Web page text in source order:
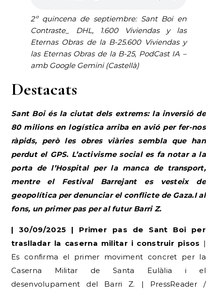
2º quincena de septiembre: Sant Boi en
Contraste_ DHL, 1.600 Viviendas y las
Eternas Obrasde la B-25.600 Viviendas y
las Eternas Obrasde la B-25, PodCast IA –
amb Google Gemini (Castellà)
Destacats
Sant Boi és la ciutat dels extrems: la inversió de
80 milions en logística arriba en avió per fer-nos
ràpids, però les obres viàries sembla que han
perdut el GPS. L’activisme social es fa notar a la
porta de l’Hospital per la manca de transport,
mentre el Festival Barrejant es vesteix de
geopolítica per denunciar el conflicte de Gaza.I al
fons, un primer pas per al futur Barri Z.
| 30/09/2025 | Primer pas de Sant Boi per
traslladar la caserna militar i construir pisos |
Es confirma el primer moviment concret per la
Caserna Militar de Santa Eulàlia i el
desenvolupament del Barri Z. | PressReader /